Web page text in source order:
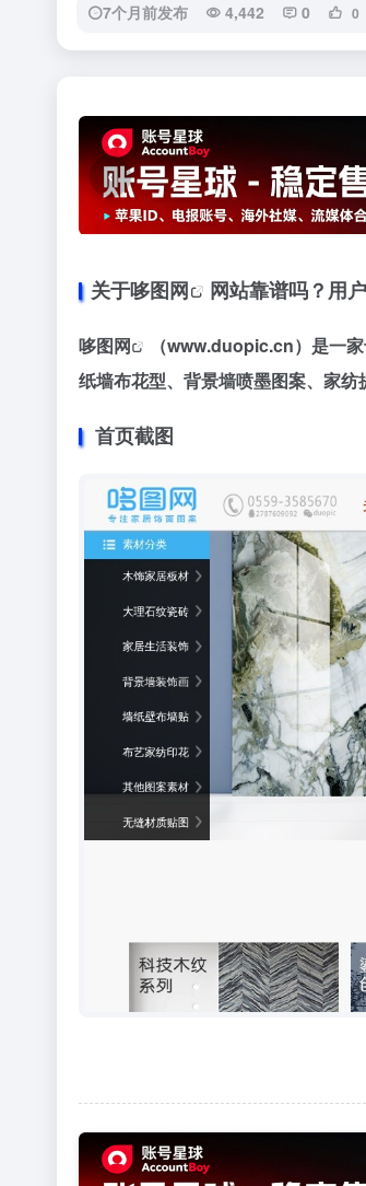
7个月前发布 4,442 0 0
‹
关于哆图网 网站靠谱吗？用
哆图网 （www.duopic.cn）是一
纸墙布花型、背景墙喷墨图案、家
首页截图